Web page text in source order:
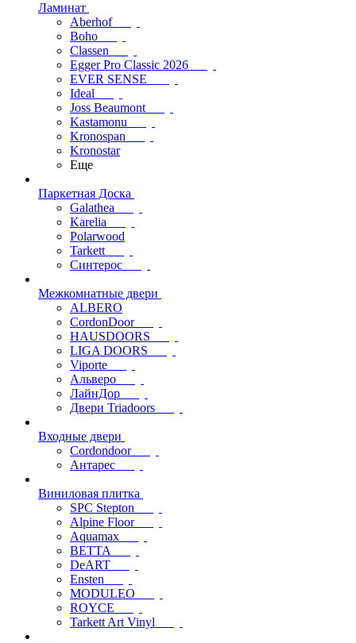
Ламинат
Aberhof
Boho
Classen
Egger Pro Classic 2026
EVER SENSE
Ideal
Joss Beaumont
Kastamonu
Kronospan
Kronostar
Еще
Паркетная Доска
Galathea
Karelia
Polarwood
Tarkett
Синтерос
Межкомнатные двери
ALBERO
CordonDoor
HAUSDOORS
LIGA DOORS
Viporte
Альверо
ЛайнДор
Двери Triadoors
Входные двери
Cordondoor
Антарес
Виниловая плитка
SPC Stepton
Alpine Floor
Aquamax
BETTA
DeART
Ensten
MODULEO
ROYCE
Tarkett Art Vinyl